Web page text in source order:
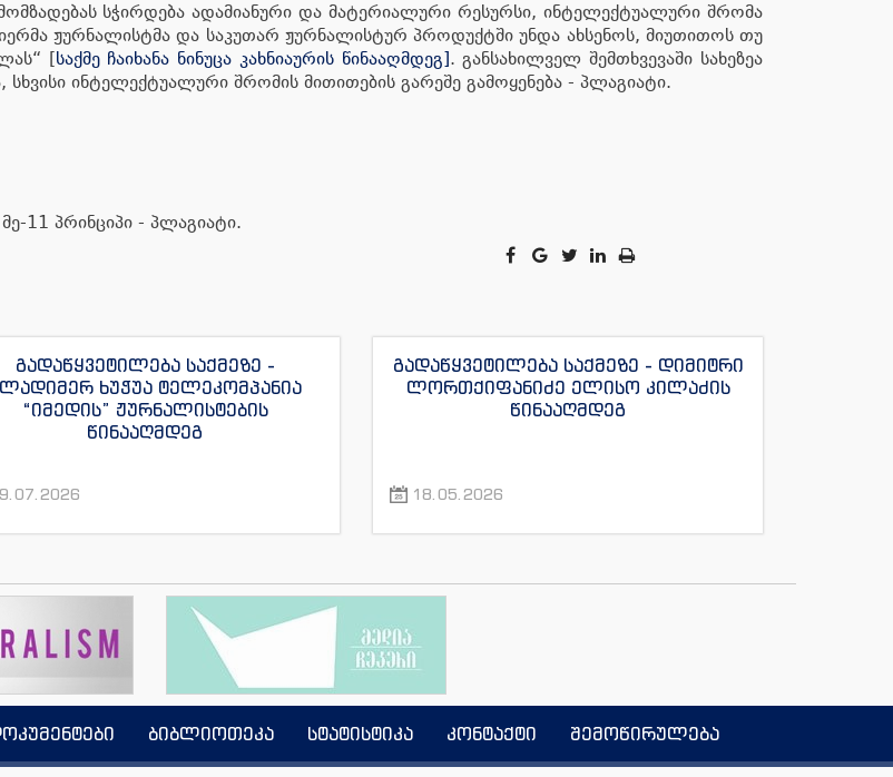
სჭირდება ადამიანური და მატერიალური რესურსი, ინტელექტუალური შრომა
ჟურნალისტმა და საკუთარ ჟურნალისტურ პროდუქტში უნდა ახსენოს, მიუთითოს თუ
[საქმე ჩაიხანა ნინუცა კახნიაურის წინააღმდეგ]. განსახილველ შემთხვევაში სახეზეა
ინტელექტუალური შრომის მითითების გარეშე გამოყენება - პლაგიატი.
11 პრინციპი - პლაგიატი.
გადაწყვეტილება საქმეზე -
ხუჭუა ტელეკომპანია
“იმედის” ჟურნალისტების
წინააღმდეგ
გადაწყვეტილება საქმეზე - დიმიტრი
ლორთქიფანიძე ელისო კილაძის
წინააღმდეგ
18.05.2026
ბიბლიოთეკა სტატისტიკა კონტაქტი შემოწირულება